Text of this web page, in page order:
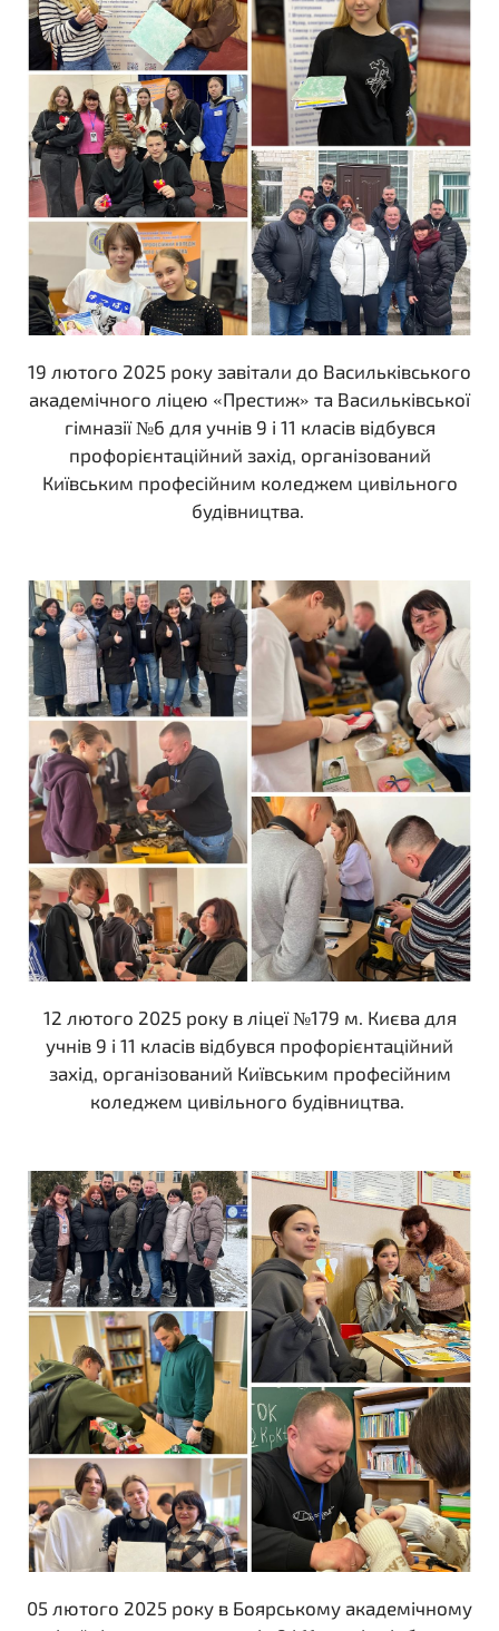
19 лютого 2025 року завітали до Васильківського
академічного ліцею «Престиж» та Васильківської
гімназії №6 для учнів 9 і 11 класів відбувся
профорієнтаційний захід, організований
Київським професійним коледжем цивільного
будівництва.
12 лютого 2025 року в ліцеї №179 м. Києва для
учнів 9 і 11 класів відбувся профорієнтаційний
захід, організований Київським професійним
коледжем цивільного будівництва.
05 лютого 2025 року в Боярському академічному